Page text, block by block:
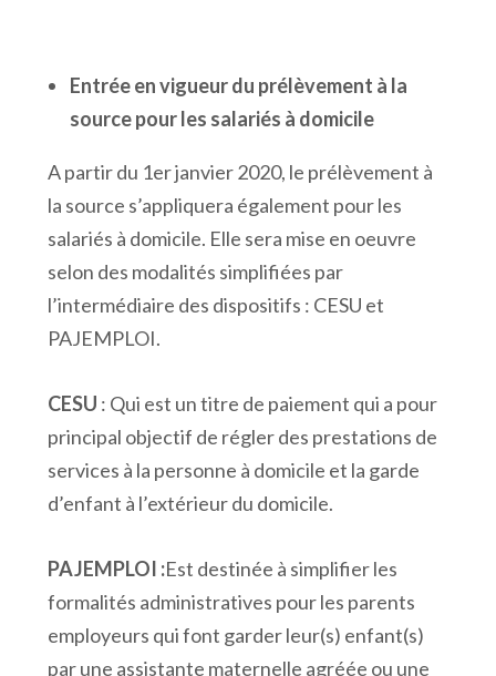
Entrée en vigueur du prélèvement à la
source pour les salariés à domicile
A partir du 1er janvier 2020, le prélèvement à
la source s’appliquera également pour les
salariés à domicile. Elle sera mise en oeuvre
selon des modalités simplifiées par
l’intermédiaire des dispositifs : CESU et
PAJEMPLOI.
CESU : Qui est un titre de paiement qui a pour
principal objectif de régler des prestations de
services à la personne à domicile et la garde
d’enfant à l’extérieur du domicile.
PAJEMPLOI :Est destinée à simplifier les
formalités administratives pour les parents
employeurs qui font garder leur(s) enfant(s)
par une assistante maternelle agréée ou une